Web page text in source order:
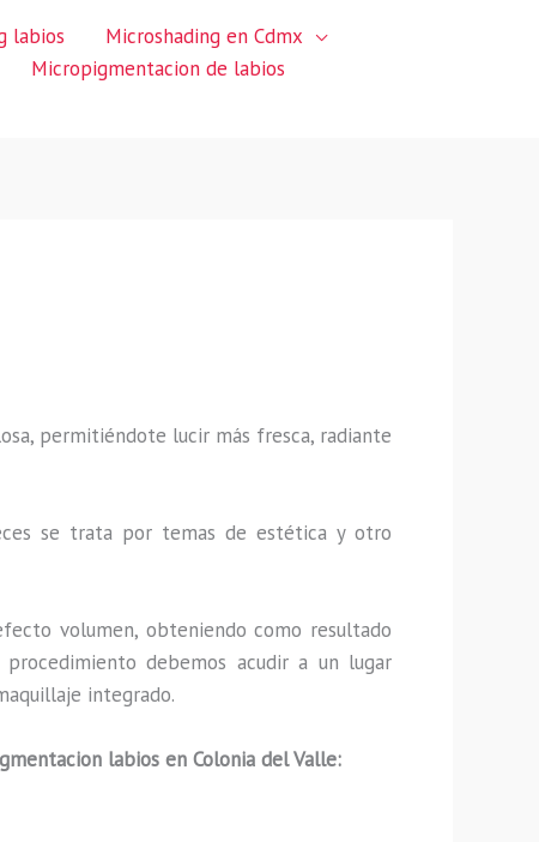
labios
Microshading en Cdmx
Micropigmentacion de labios
permitiéndote lucir más fresca, radiante
se trata por temas de estética y otro
volumen, obteniendo como resultado
debemos acudir a un lugar
integrado.
labios en Colonia del Valle: